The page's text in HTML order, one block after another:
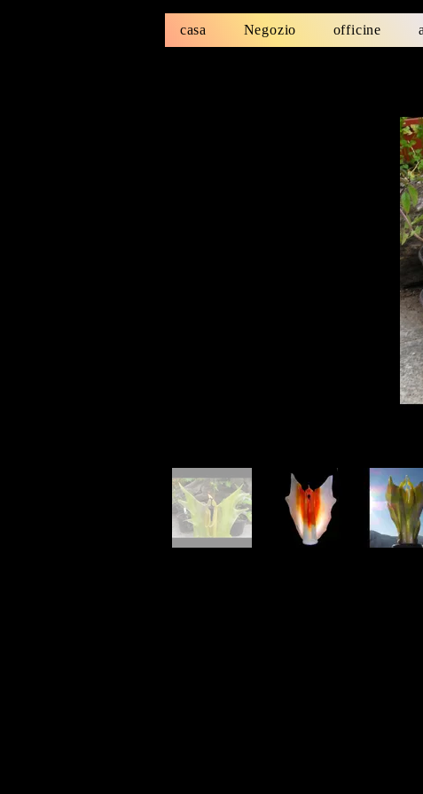
casa Negozio officine